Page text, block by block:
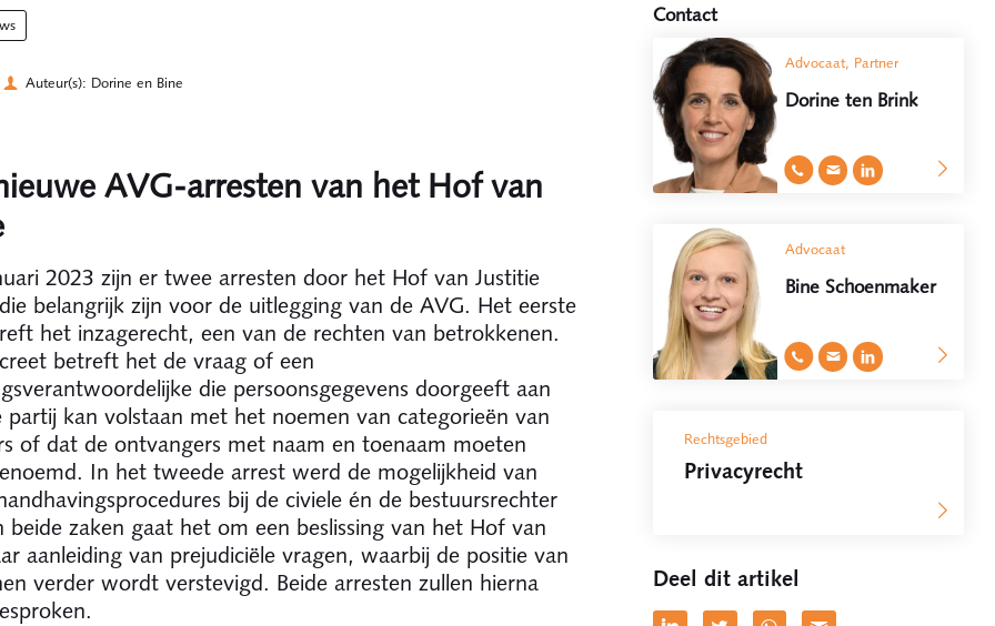
Auteur(s): Dorine en Bine
AVG-arresten van het Hof van
2023 zijn er twee arresten door het Hof van Justitie
belangrijk zijn voor de uitlegging van de AVG. Het eerste
het inzagerecht, een van de rechten van betrokkenen.
betreft het de vraag of een
die persoonsgegevens doorgeeft aan
partij kan volstaan met het noemen van categorieën van
of dat de ontvangers met naam en toenaam moeten
In het tweede arrest werd de mogelijkheid van
bij de civiele én de bestuursrechter
beide zaken gaat het om een beslissing van het Hof van
aanleiding van prejudiciële vragen, waarbij de positie van
verder wordt verstevigd. Beide arresten zullen hierna
Contact
Advocaat, Partner
Dorine ten Brink
Advocaat
Bine Schoenmaker
Rechtsgebied
Privacyrecht
Deel dit artikel